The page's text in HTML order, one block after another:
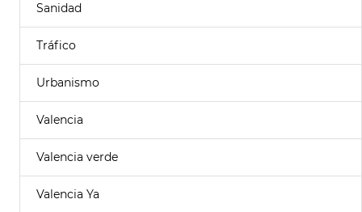
Sanidad
Tráfico
Urbanismo
Valencia
Valencia verde
Valencia Ya